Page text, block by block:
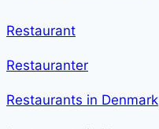
Restaurant
Restauranter
Restaurants in Denmark